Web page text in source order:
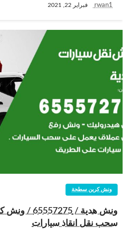
rwan1 فبراير 22, 2021
ونش كرين سطحة
ونش هدية /
سحب نقل انقاذ سيارات